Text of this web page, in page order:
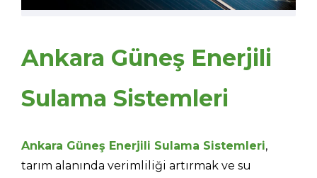
Ankara Güneş Enerjili
Sulama Sistemleri
Ankara Güneş Enerjili Sulama Sistemleri,
tarım alanında verimliliği artırmak ve su